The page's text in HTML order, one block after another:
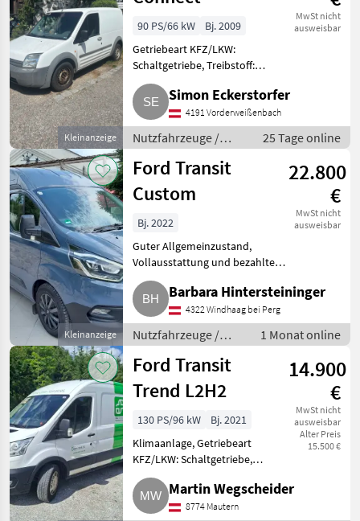
Kleinanzeige
MwSt nicht
ausweisbar
90 PS/66 kW
Bj. 2009
Getriebeart KFZ/LKW:
Schaltgetriebe, Treibstoff:
Diesel Verkaufe Ford Transit
Connect. Kein Pickerl. Weitere
Fragen, einfach schreiben.
Nutzfahrzeuge Lastwagen
(LKW)
Simon Eckerstorfer
4191 Vorderweißenbach
Nutzfahrzeuge /
Lastwagen (LKW)
25 Tage online
Kleinanzeige
Ford Transit
Custom
22.800
€
MwSt nicht
ausweisbar
Bj. 2022
Guter Allgemeinzustand,
Vollausstattung und bezahlte
Nova, für Umbau auf ein
Wohnmobil. Automatik.
Nutzfahrzeuge Lastwagen
(LKW)
Barbara Hintersteininger
4322 Windhaag bei Perg
Nutzfahrzeuge /
Lastwagen (LKW)
1 Monat online
Ford Transit
Trend L2H2
14.900
€
MwSt nicht
ausweisbar
Alter Preis
15.500 €
130 PS/96 kW
Bj. 2021
Klimaanlage, Getriebeart
KFZ/LKW: Schaltgetriebe,
Treibstoff: Diesel Verkauft wird
ein Ford Transit, 169.000 km, EZ
2021, Vorderradantrieb,
Martin Wegscheider
8774 Mautern